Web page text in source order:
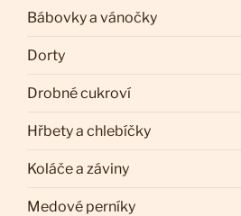
Bábovky a vánočky
Dorty
Drobné cukroví
Hřbety a chlebíčky
Koláče a záviny
Medové perníky